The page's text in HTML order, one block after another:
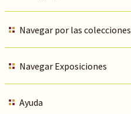
Navegar por las colecciones
Navegar Exposiciones
Ayuda